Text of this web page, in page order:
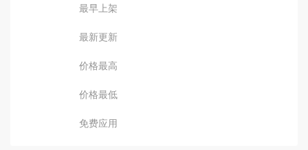
最早上架
最新更新
价格最高
价格最低
免费应用